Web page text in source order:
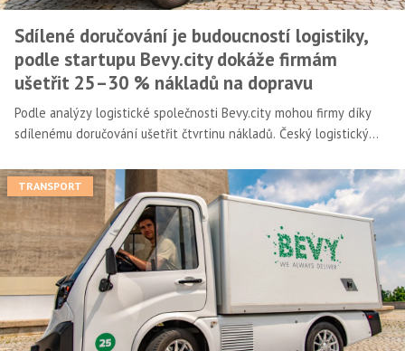
Sdílené doručování je budoucností logistiky,
podle startupu Bevy.city dokáže firmám
ušetřit 25–30 % nákladů na dopravu
Podle analýzy logistické společnosti Bevy.city mohou firmy díky
sdílenému doručování ušetřit čtvrtinu nákladů. Český logistický
doručování – vedle financí jde především o snížení počtu vozidel
v centrech měst, nižší produkci oxidu uhličitého i celkové zvýšení
kvality služeb.
TRANSPORT